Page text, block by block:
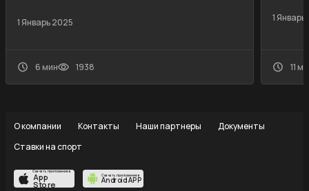
1 Январь 2025
6 мин 1938
1
11
О компании Контакты Наши партнеры
Документы
Ставки на спорт
Скачать приложение в
App
Store
Скачать приложение в
Android APP